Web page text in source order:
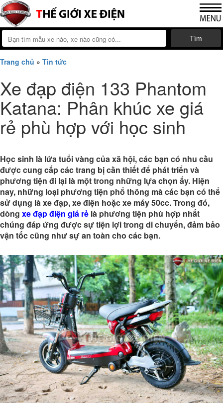
Tìm
Trang chủ » Tin tức
Xe đạp điện 133 Phantom
Katana: Phân khúc xe giá
rẻ phù hợp với học sinh
Học sinh là lứa tuổi vàng của xã hội, các bạn có nhu cầu
được cung cấp các trang bị cần thiết để phát triển và
phương tiện đi lại là một trong những lựa chọn ấy. Hiện
nay, những loại phương tiện phổ thông mà các bạn có thể
sử dụng là xe đạp, xe điện hoặc xe máy 50cc. Trong đó,
dòng xe đạp điện giá rẻ là phương tiện phù hợp nhất
chúng đáp ứng được sự tiện lợi trong di chuyển, đảm bảo
vận tốc cũng như sự an toàn cho các bạn.